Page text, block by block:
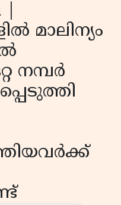
മാലിന്യം
നമ്പര്‍